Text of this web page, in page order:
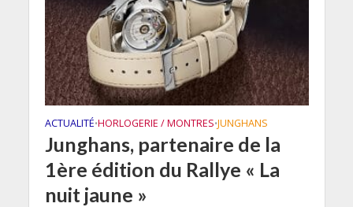
ACTUALITÉ•HORLOGERIE / MONTRES•JUNGHANS
Junghans, partenaire de la
1ère édition du Rallye « La
nuit jaune »